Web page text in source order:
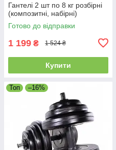
Гантелі 2 шт по 8 кг розбірні
(композитні, набірні)
Готово до відправки
1 199 ₴ 1 524 ₴
Купити
Топ –16%